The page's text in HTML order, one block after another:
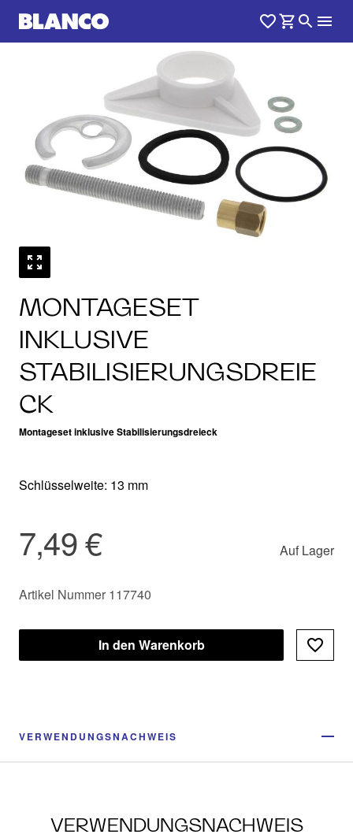
MONTAGESET
INKLUSIVE
STABILISIERUNGSDREIE
CK
Montageset inklusive Stabilisierungsdreieck
Schlüsselweite: 13 mm
7,49 € Auf Lager
Artikel Nummer 117740
In den Warenkorb
VERWENDUNGSNACHWEIS
VERWENDUNGSNACHWEIS